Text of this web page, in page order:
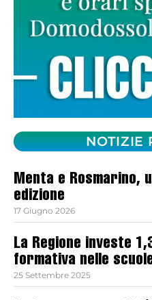
NOTIZIE
Menta e Rosmarino,
edizione
17 Giugno 2026
La Regione investe
formativa nelle
25 Settembre 2025